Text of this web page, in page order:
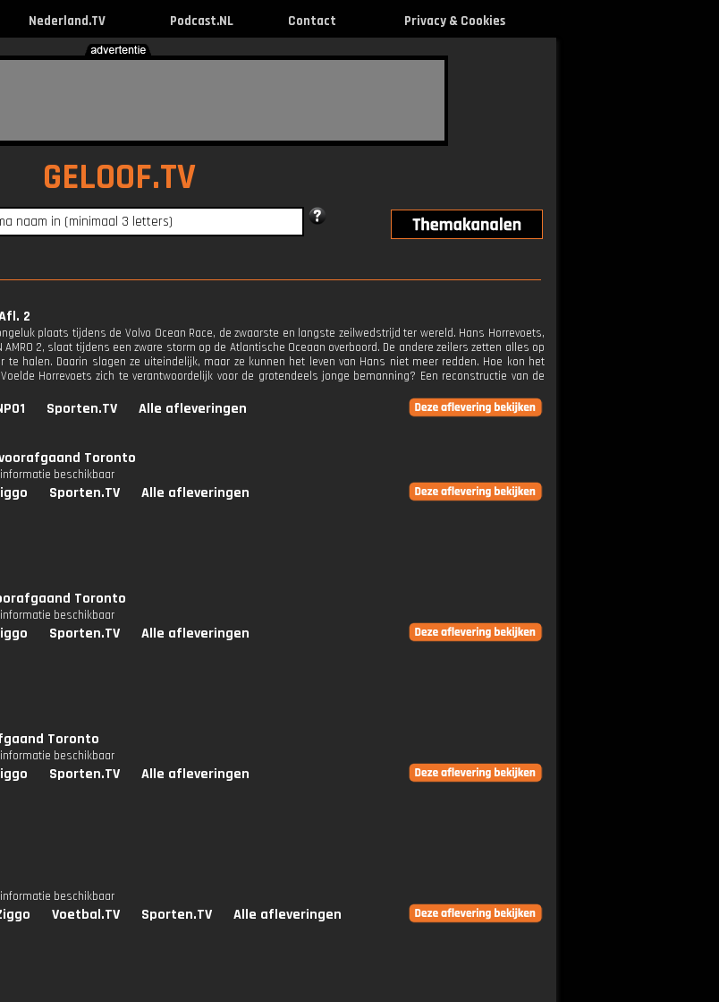
Nederland.TV Podcast.NL Contact Privacy & Cookies
GELOOF.TV
2
plaats tijdens de Volvo Ocean Race, de zwaarste en langste zeilwedstrijd ter wereld. Hans Horrevoets,
AMRO 2, slaat tijdens een zware storm op de Atlantische Oceaan overboord. De andere zeilers zetten alles op
te halen. Daarin slagen ze uiteindelijk, maar ze kunnen het leven van Hans niet meer redden. Hoe kon het
Horrevoets zich te verantwoordelijk voor de grotendeels jonge bemanning? Een reconstructie van de
Sporten.TV Alle afleveringen
Toronto
beschikbaar
Sporten.TV Alle afleveringen
Toronto
beschikbaar
Sporten.TV Alle afleveringen
Toronto
beschikbaar
Sporten.TV Alle afleveringen
beschikbaar
Voetbal.TV Sporten.TV Alle afleveringen